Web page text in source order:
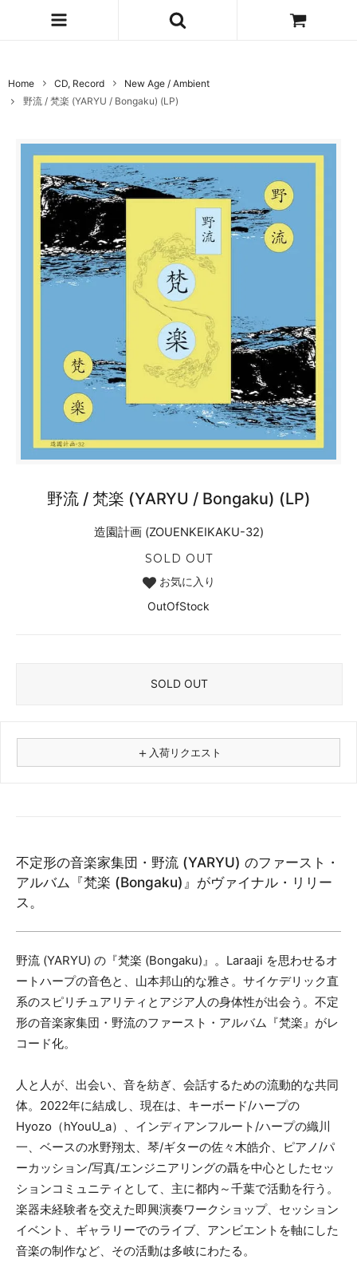
Home CD, Record
New Age / Ambient
野流 / 梵楽 (YARYU / Bongaku) (LP)
野流 / 梵楽 (YARYU / Bongaku) (LP)
造園計画 (ZOUENKEIKAKU-32)
SOLD OUT
お気に入り
OutOfStock
SOLD OUT
＋ 入荷リクエスト
フォーマット
その他
メールアドレス（必須）
不定形の音楽家集団・野流 (YARYU) のファースト・
アルバム『梵楽 (Bongaku)』がヴァイナル・リリー
ス。
野流 (YARYU) の『梵楽 (Bongaku)』。Laraaji を思わせるオ
ートハープの音色と、山本邦山的な雅さ。サイケデリック直
系のスピリチュアリティとアジア人の身体性が出会う。不定
形の音楽家集団・野流のファースト・アルバム『梵楽』がレ
コード化。
人と人が、出会い、音を紡ぎ、会話するための流動的な共同
体。2022年に結成し、現在は、キーボード/ハープの
Hyozo（hYouU_a）、インディアンフルート/ハープの織川
一、ベースの水野翔太、琴/ギターの佐々木皓介、ピアノ/パ
ーカッション/写真/エンジニアリングの聶を中心としたセッ
ションコミュニティとして、主に都内～千葉で活動を行う。
楽器未経験者を交えた即興演奏ワークショップ、セッション
イベント、ギャラリーでのライブ、アンビエントを軸にした
音楽の制作など、その活動は多岐にわたる。